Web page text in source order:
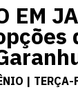
EM
|